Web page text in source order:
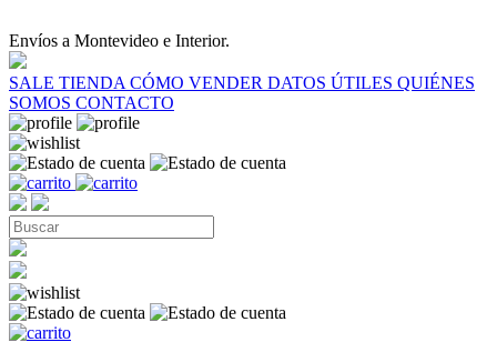
Envíos a Montevideo e Interior.
SALE TIENDA CÓMO VENDER DATOS ÚTILES QUIÉNES
SOMOS CONTACTO